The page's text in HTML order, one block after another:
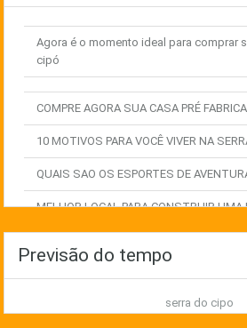
Agora é o momento ideal para comprar
cipó
COMPRE AGORA SUA CASA PRÉ
10 MOTIVOS PARA VOCÊ VIVER NA
QUAIS SAO OS ESPORTES DE
MELHOR LOCAL PARA CONSTRUIR
TIPOS DE CASAS PRÉ FABRICADAS
Previsão do tempo
serra do cipo